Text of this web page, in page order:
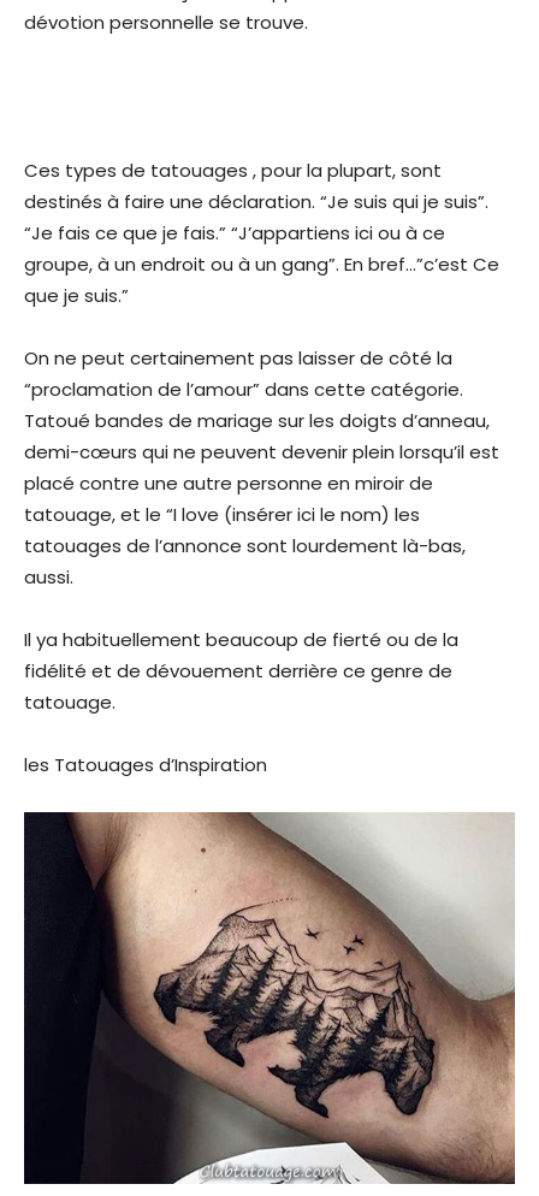
dévotion personnelle se trouve.
Ces types de tatouages , pour la plupart, sont
destinés à faire une déclaration. “Je suis qui je suis”.
“Je fais ce que je fais.” “J’appartiens ici ou à ce
groupe, à un endroit ou à un gang”. En bref…”c’est Ce
que je suis.”
On ne peut certainement pas laisser de côté la
“proclamation de l’amour” dans cette catégorie.
Tatoué bandes de mariage sur les doigts d’anneau,
demi-cœurs qui ne peuvent devenir plein lorsqu’il est
placé contre une autre personne en miroir de
tatouage, et le “I love (insérer ici le nom) les
tatouages de l’annonce sont lourdement là-bas,
aussi.
Il ya habituellement beaucoup de fierté ou de la
fidélité et de dévouement derrière ce genre de
tatouage.
les Tatouages d’Inspiration